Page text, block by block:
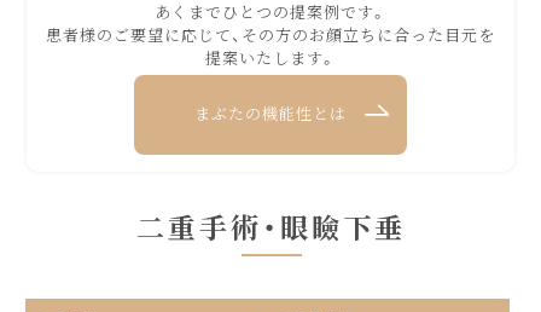
あくまでひとつの提案例です。
患者様のご要望に応じて、その方のお顔立ちに合った目元を
提案いたします。
まぶたの機能性とは
二重手術・眼瞼下垂